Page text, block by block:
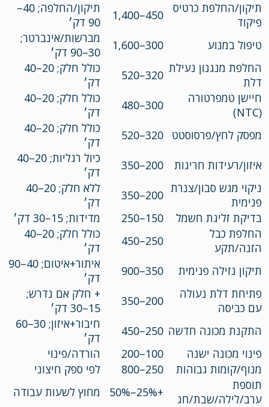
תיקון/החלפת כרטיס
פיקוד
450–1,400
תיקון/החלפה; 40–
90 דק׳
טיפול במנוע
300–1,600
מברשות/אינברטר;
30–90 דק׳
החלפת מנגנון נעילת
דלת
320–520
כולל חלק; 20–40
דק׳
חיישן טמפרטורה
(NTC)
300–480
כולל חלק; 20–40
דק׳
מפסק לחץ/פרסוסטט
320–520
כולל חלק; 20–40
דק׳
איזון/רעידות חריגות
200–350
כיול רגליות; 20–40
דק׳
ניקוי מגש סבון/צנרת
פנימית
200–350
ללא חלק; 20–40
דק׳
בדיקת זליגת חשמל
150–250
מדידות; 15–30 דק׳
החלפת כבל
הזנה/תקע
250–450
כולל חלק; 20–40
דק׳
תיקון נזילה פנימית
350–900
איתור+איטום; 40–90
דק׳
פתיחת דלת נעולה
עם כביסה
200–350
+ חלק אם נדרש;
15–30 דק׳
התקנת מכונה חדשה 250–450
חיבור+איזון; 30–60
דק׳
פינוי מכונה ישנה
100–200
הורדה/פינוי
מנוף/קומות גבוהות
250–800
לפי ספק חיצוני
תוספת
ערב/לילה/שבת/חג
+25%–50%
מחוץ לשעות עבודה